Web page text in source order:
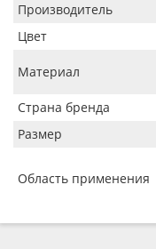
Производитель
Цвет
Материал
Страна бренда
Размер
Область применения